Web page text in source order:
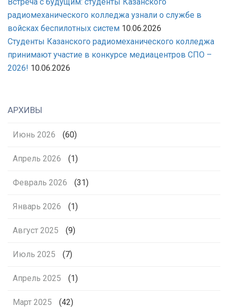
радиомеханического колледжа узнали о службе в
войсках беспилотных систем 10.06.2026
Студенты Казанского радиомеханического колледжа
принимают участие в конкурсе медиацентров СПО –
2026! 10.06.2026
АРХИВЫ
Июнь 2026 (60)
Апрель 2026 (1)
Февраль 2026 (31)
Январь 2026 (1)
Август 2025 (9)
Июль 2025 (7)
Апрель 2025 (1)
Март 2025 (42)